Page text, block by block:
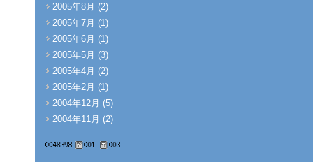
2005年8月 (2)
2005年7月 (1)
2005年6月 (1)
2005年5月 (3)
2005年4月 (2)
2005年2月 (1)
2004年12月 (5)
2004年11月 (2)